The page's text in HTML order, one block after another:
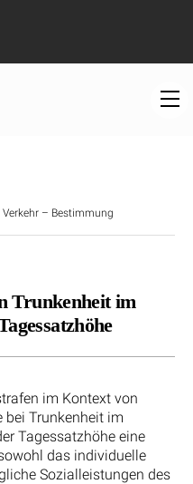
– Bestimmung
Trunkenheit im
im Kontext von
bei Trunkenheit im
Tagessatzhöhe eine
das individuelle
Sozialleistungen des